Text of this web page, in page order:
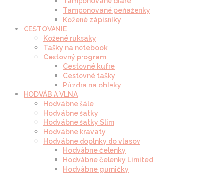
Tamponované peňaženky
Kožené zápisníky
CESTOVANIE
Kožené ruksaky
Tašky na notebook
Cestovný program
Cestovné kufre
Cestovné tašky
Púzdra na obleky
HODVÁB A VLNA
Hodvábne šále
Hodvábne šatky
Hodvábne šatky Slim
Hodvábne kravaty
Hodvábne doplnky do vlasov
Hodvábne čelenky
Hodvábne čelenky Limited
Hodvábne gumičky